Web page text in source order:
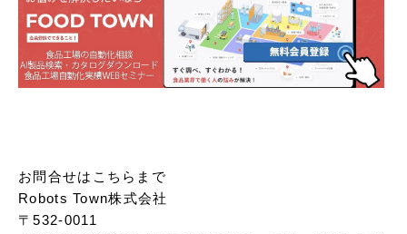
お問合せはこちらまで
Robots Town株式会社
〒532-0011